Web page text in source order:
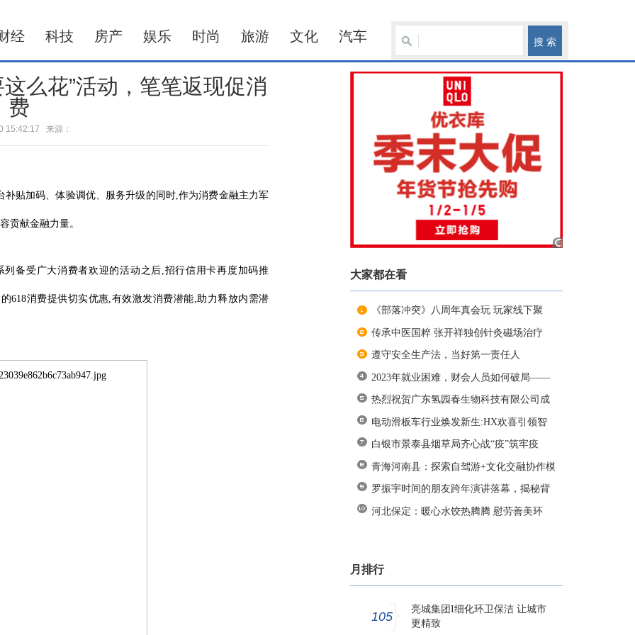
经 科技 房产 娱乐 时尚 旅游 文化 汽车
么花”活动，笔笔返现促消
费
15:42:17 来源：
补贴加码、体验调优、服务升级的同时,作为消费金融主力军
贡献金融力量。
列备受广大消费者欢迎的活动之后,招行信用卡再度加码推
618消费提供切实优惠,有效激发消费潜能,助力释放内需潜
大家都在看
《部落冲突》八周年真会玩 玩家线下聚
传承中医国粹 张开祥独创针灸磁场治疗
遵守安全生产法，当好第一责任人
2023年就业困难，财会人员如何破局——
热烈祝贺广东氢园春生物科技有限公司成
电动滑板车行业焕发新生:HX欢喜引领智
能
白银市景泰县烟草局齐心战“疫”筑牢疫
青海河南县：探索自驾游+文化交融协作模
罗振宇时间的朋友跨年演讲落幕，揭秘背
河北保定：暖心水饺热腾腾 慰劳善美环
月排行
105
亮城集团I细化环卫保洁 让城市
更精致